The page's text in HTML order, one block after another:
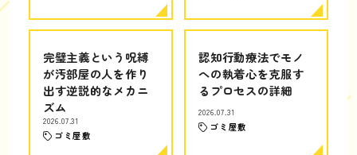
完璧主義という呪縛
が汚部屋の人を作り
出す逆説的なメカニ
ズム
2026.07.31
ゴミ屋敷
認知行動療法でモノ
への執着心を克服す
るプロセスの詳細
2026.07.31
ゴミ屋敷